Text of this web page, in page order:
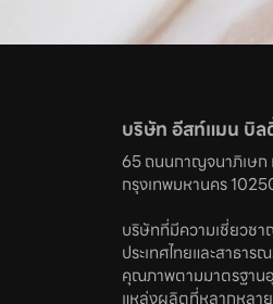
บริษัท อีสท์แมน บิล
65 ถนนกาญจนาภิเษก
กรุงเทพมหานคร
บริษัทที่มีความเชี่ยวชา
ประเทศไทยและสาธา
คุณภาพตามมาตรฐาน
แหล่งผลิตที่หลากหลาย